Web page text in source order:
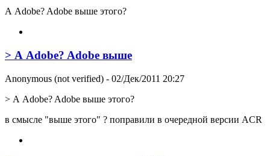
А Adobe? Adobe выше этого?
> А Adobe? Adobe выше
Anonymous (not verified) - 02/Дек/2011 20:27
> А Adobe? Adobe выше этого?
в смысле "выше этого" ? поправили в очередной версии ACR